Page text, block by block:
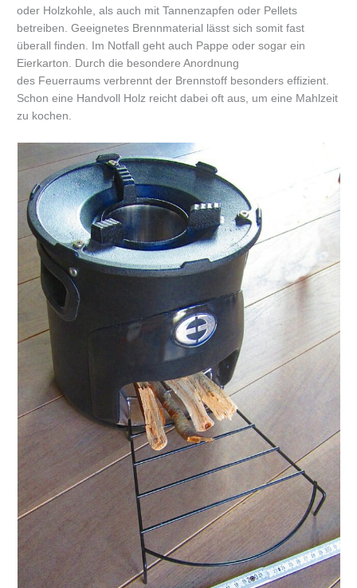
oder Holzkohle, als auch mit Tannenzapfen oder Pellets
betreiben. Geeignetes Brennmaterial lässt sich somit fast
überall finden. Im Notfall geht auch Pappe oder sogar ein
Eierkarton. Durch die besondere Anordnung
des Feuerraums verbrennt der Brennstoff besonders effizient.
Schon eine Handvoll Holz reicht dabei oft aus, um eine Mahlzeit
zu kochen.